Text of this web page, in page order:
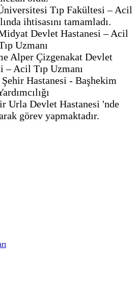
Tıp Fakültesi – Acil
ihtisasını tamamladı.
Devlet Hastanesi – Acil
Uzmanı
Alper Çizgenakat Devlet
– Acil Tıp Uzmanı
Hastanesi - Başhekim
Urla Devlet Hastanesi 'nde
görev yapmaktadır.